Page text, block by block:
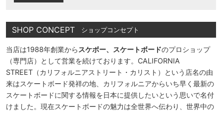
SHOP CONCEPT ショップコンセプト
当店は1988年創業から スケボー、スケートボードのプロショップ
（専門店）として営業を続けております。CALIFORNIA
STREET（カリフォルニアストリート・カリスト）という店名の由
来はスケートボード発祥の地、カリフォルニアからいち早く最新の
スケートボードに関する情報を日本に提供したいという思いで名付
けました。現在スケートボードの魅力は全世界へ伝わり、世界中の